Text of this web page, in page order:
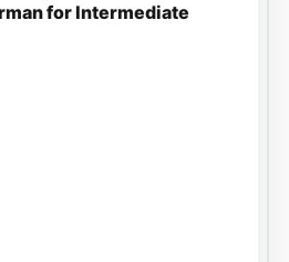
for Intermediate